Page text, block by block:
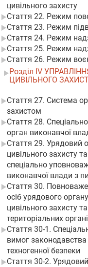
цивільного захисту
Стаття 22. Режим
Стаття 23. Режим
Стаття 24. Режим
Стаття 25. Режим
Стаття 26. Режим
Розділ IV
ЦИВІЛЬНОГО
Стаття 27. Система
захистом
Стаття 28.
орган виконавчої
Стаття 29. Урядовий
цивільного захисту
спеціально
виконавчої влади з
Стаття 30.
осіб урядового
цивільного захисту
територіальних
Стаття 30-1.
вимог законодавства
техногенної безпеки
Стаття 30-2.